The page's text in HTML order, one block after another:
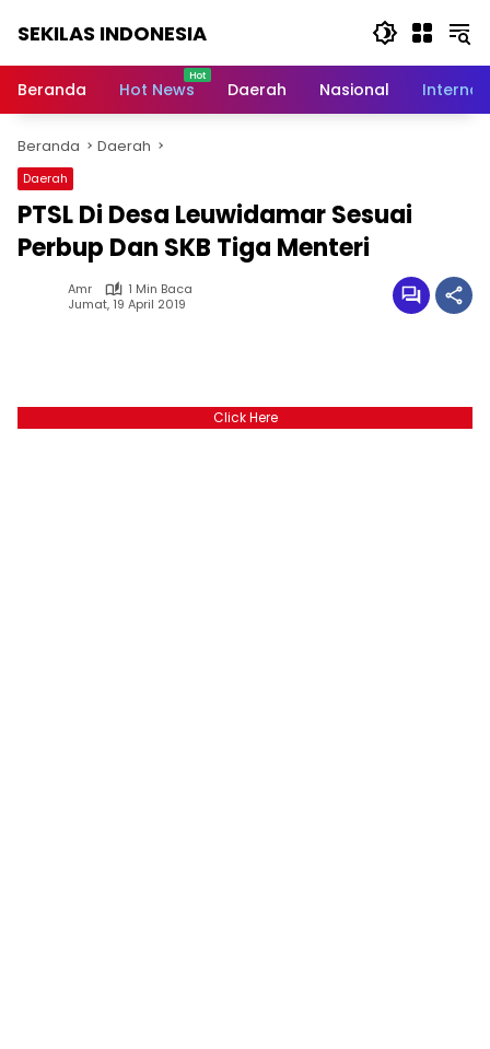
SEKILAS INDONESIA
Terkini,
Latest
World,
Headlines,
News
Today
Beranda Hot News Daerah Nasional
Beranda Daerah
Daerah
PTSL Di Desa Leuwidamar Sesuai
Perbup Dan SKB Tiga Menteri
Amr
1 Min Baca
Jumat, 19 April 2019
Click Here